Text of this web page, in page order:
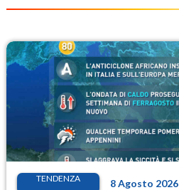
TENDENZA 8 Agosto 2026